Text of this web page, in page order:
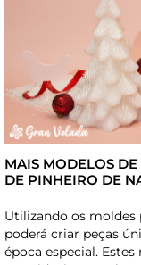
MAIS MODELOS
DE PINHEIRO DE
Utilizando os moldes
poderá criar peças
época especial.